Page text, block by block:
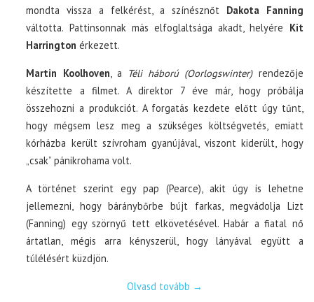
mondta vissza a felkérést, a színésznőt Dakota Fanning
váltotta. Pattinsonnak más elfoglaltsága akadt, helyére Kit
Harrington érkezett.
Martin Koolhoven, a Téli háború (Oorlogswinter)rendezője
készítette a filmet. A direktor 7 éve már, hogy próbálja
összehozni a produkciót. A forgatás kezdete előtt úgy tűnt,
hogy mégsem lesz meg a szükséges költségvetés, emiatt
kórházba került szívroham gyanújával, viszont kiderült, hogy
„csak” pánikrohama volt.
A történet szerint egy pap (Pearce), akit úgy is lehetne
jellemezni, hogy báránybőrbe bújt farkas, megvádolja Lizt
(Fanning) egy szörnyű tett elkövetésével. Habár a fiatal nő
ártatlan, mégis arra kényszerül, hogy lányával együtt a
túlélésért küzdjön.
Olvasd tovább →